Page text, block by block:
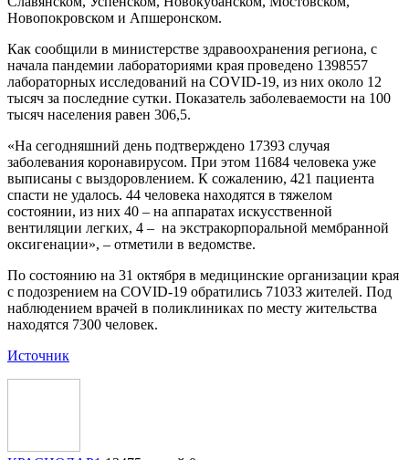
Новопокровском и Апшеронском.
Как сообщили в министерстве здравоохранения региона, с
начала пандемии лабораториями края проведено 1398557
лабораторных исследований на COVID-19, из них около 12
тысяч за последние сутки. Показатель заболеваемости на 100
тысяч населения равен 306,5.
«На сегодняшний день подтверждено 17393 случая
заболевания коронавирусом. При этом 11684 человека уже
выписаны с выздоровлением. К сожалению, 421 пациента
спасти не удалось. 44 человека находятся в тяжелом
состоянии, из них 40 – на аппаратах искусственной
вентиляции легких, 4 – на экстракорпоральной мембранной
оксигенации», – отметили в ведомстве.
По состоянию на 31 октября в медицинские организации края
с подозрением на COVID-19 обратились 71033 жителей. Под
наблюдением врачей в поликлиниках по месту жительства
находятся 7300 человек.
Источник